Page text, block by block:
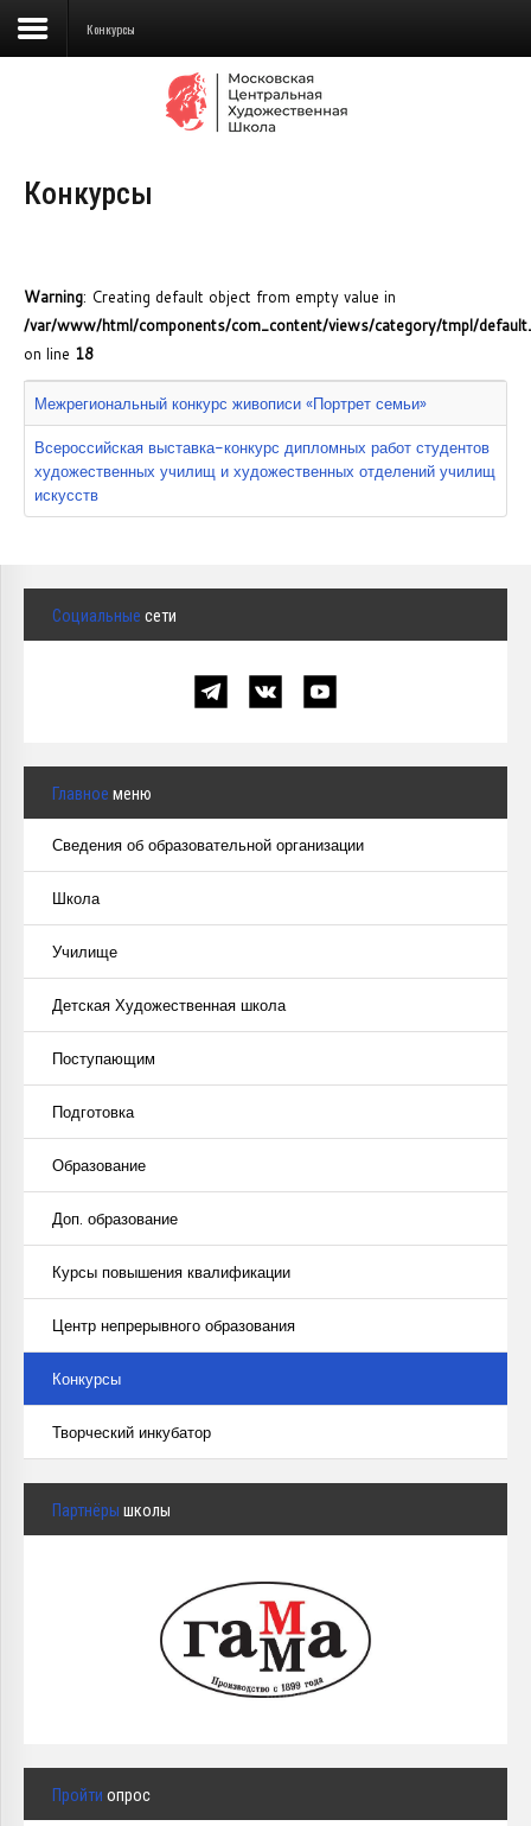
Сведения об образовательной
Школа
Детская Художественная школа
Поступающим
Подготовка
Образование
Доп. образование
Конкурсы
Конкурсы
Warning: Creating default object from empty value in
/var/www/html/components/com_content/views/category/tmpl/
on line 18
Межрегиональный конкурс живописи «Портрет семьи»
Всероссийская выставка-конкурс дипломных работ студентов
художественных училищ и художественных отделений училищ
искусств
Социальные сети
Главное меню
Сведения об образовательной организации
Школа
Училище
Детская Художественная школа
Поступающим
Подготовка
Образование
Доп. образование
Курсы повышения квалификации
Центр непрерывного образования
Конкурсы
Творческий инкубатор
Партнёры школы
Пройти опрос